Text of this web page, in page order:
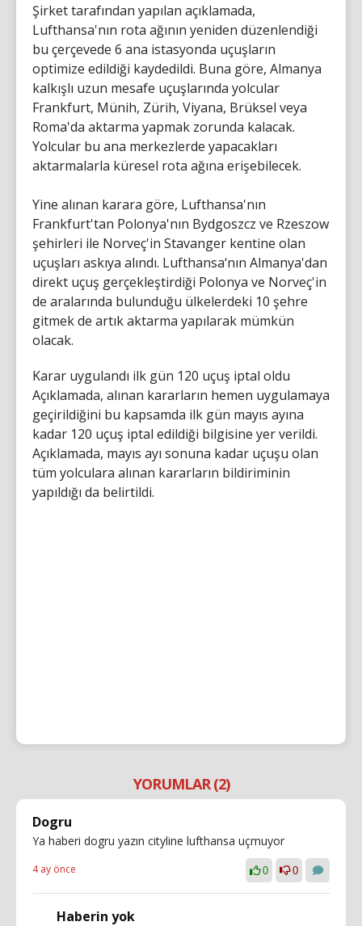
Şirket tarafından yapılan açıklamada,
Lufthansa'nın rota ağının yeniden düzenlendiği
bu çerçevede 6 ana istasyonda uçuşların
optimize edildiği kaydedildi. Buna göre, Almanya
kalkışlı uzun mesafe uçuşlarında yolcular
Frankfurt, Münih, Zürih, Viyana, Brüksel veya
Roma'da aktarma yapmak zorunda kalacak.
Yolcular bu ana merkezlerde yapacakları
aktarmalarla küresel rota ağına erişebilecek.
Yine alınan karara göre, Lufthansa'nın
Frankfurt'tan Polonya'nın Bydgoszcz ve Rzeszow
şehirleri ile Norveç'in Stavanger kentine olan
uçuşları askıya alındı. Lufthansa‘nın Almanya'dan
direkt uçuş gerçekleştirdiği Polonya ve Norveç'in
de aralarında bulunduğu ülkelerdeki 10 şehre
gitmek de artık aktarma yapılarak mümkün
olacak.
Karar uygulandı ilk gün 120 uçuş iptal oldu
Açıklamada, alınan kararların hemen uygulamaya
geçirildiğini bu kapsamda ilk gün mayıs ayına
kadar 120 uçuş iptal edildiği bilgisine yer verildi.
Açıklamada, mayıs ayı sonuna kadar uçuşu olan
tüm yolculara alınan kararların bildiriminin
yapıldığı da belirtildi.
YORUMLAR (2)
Dogru
Ya haberi dogru yazın cityline lufthansa uçmuyor
4 ay önce 0 0
Haberin yok